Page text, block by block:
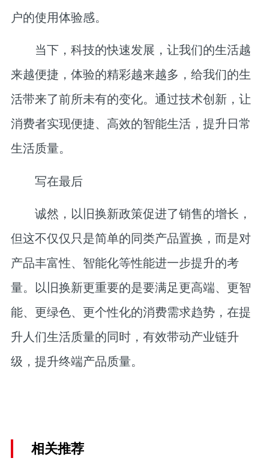
户的使用体验感。
当下，科技的快速发展，让我们的生活越
来越便捷，体验的精彩越来越多，给我们的生
活带来了前所未有的变化。通过技术创新，让
消费者实现便捷、高效的智能生活，提升日常
生活质量。
写在最后
诚然，以旧换新政策促进了销售的增长，
但这不仅仅只是简单的同类产品置换，而是对
产品丰富性、智能化等性能进一步提升的考
量。以旧换新更重要的是要满足更高端、更智
能、更绿色、更个性化的消费需求趋势，在提
升人们生活质量的同时，有效带动产业链升
级，提升终端产品质量。
相关推荐